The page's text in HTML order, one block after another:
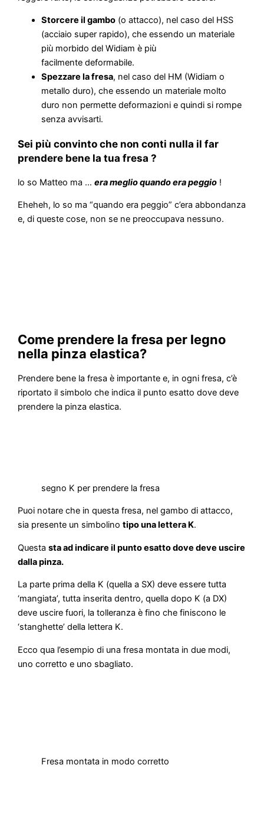
Storcere il gambo (o attacco), nel caso del HSS
(acciaio super rapido), che essendo un materiale
più morbido del Widiam è più
facilmente deformabile.
Spezzare la fresa, nel caso del HM (Widiam o
metallo duro), che essendo un materiale molto
duro non permette deformazioni e quindi si rompe
senza avvisarti.
Sei più convinto che non conti nulla il far
prendere bene la tua fresa ?
lo so Matteo ma …era meglio quando era peggio !
Eheheh, lo so ma “quando era peggio” c’era abbondanza
e, di queste cose, non se ne preoccupava nessuno.
Come prendere la fresa per legno
nella pinza elastica?
Prendere bene la fresa è importante e, in ogni fresa, c’è
riportato il simbolo che indica il punto esatto dove deve
prendere la pinza elastica.
segno K per prendere la fresa
Puoi notare che in questa fresa, nel gambo di attacco,
sia presente un simbolinotipo una lettera K.
Questasta ad indicare il punto esatto dove deve uscire
dalla pinza.
La parte prima della K (quella a SX) deve essere tutta
‘mangiata’, tutta inserita dentro, quella dopo K (a DX)
deve uscire fuori, la tolleranza è fino che finiscono le
‘stanghette’ della lettera K.
Ecco qua l’esempio di una fresa montata in due modi,
uno corretto e uno sbagliato.
Fresa montata in modo corretto